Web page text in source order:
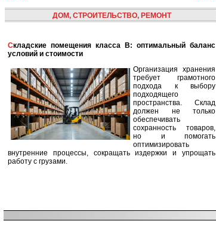
ДОМ, СТРОИТЕЛЬСТВО, РЕМОНТ
Складские помещения класса B: оптимальный баланс
условий и стоимости
Организация хранения
требует грамотного
подхода к выбору
подходящего
пространства. Склад
должен не только
обеспечивать
сохранность товаров,
но и помогать
оптимизировать
внутренние процессы, сокращать издержки и упрощать
работу с грузами.